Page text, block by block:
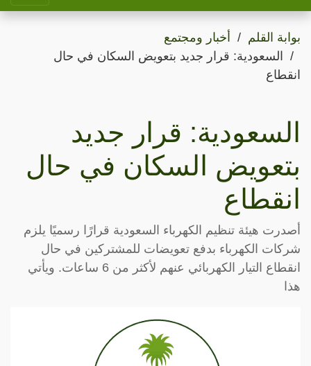
بوابة القلم
أخبار ومجتمع
السعودية: قرار جديد بتعويض السكان في حال
انقطاع
السعودية: قرار جديد
بتعويض السكان في حال
انقطاع
أصدرت هيئة تنظيم الكهرباء السعودية قرارًا رسميًا يلزم
شركات الكهرباء بدفع تعويضات للمشتركين في حال
انقطاع التيار الكهربائي عنهم لأكثر من 6 ساعات. ويأتي
هذا